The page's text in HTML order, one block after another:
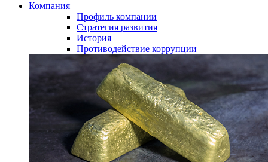
Компания
Профиль компании
Стратегия развития
История
Противодействие коррупции